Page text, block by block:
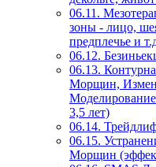
06.11.
зоны - лицо,
предплечье и
06.12.
06.13.
Морщин,
3,5 лет)
06.14.
06.15.
Морщин